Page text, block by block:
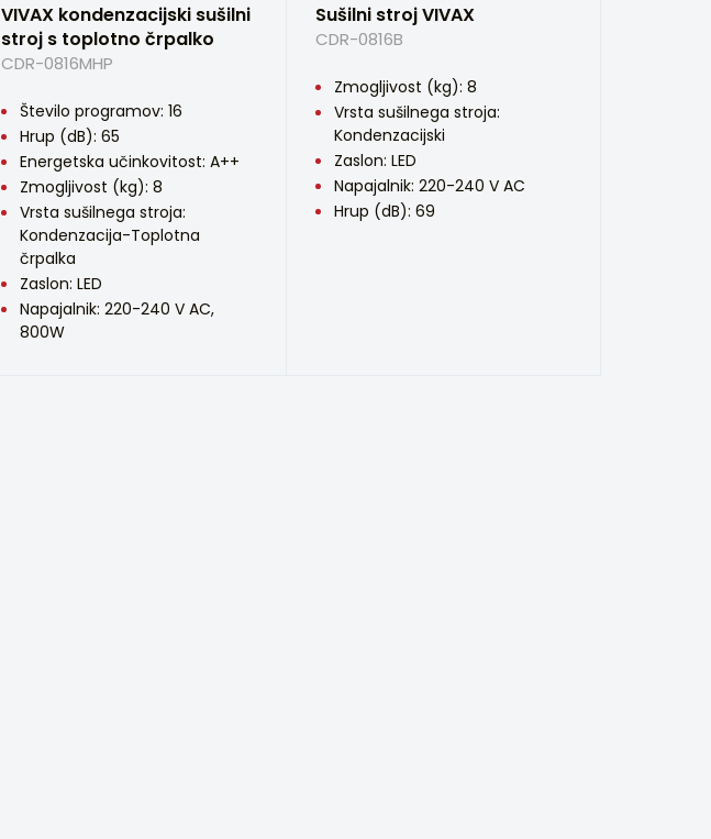
VIVAX kondenzacijski sušilni
stroj s toplotno črpalko
CDR-0816MHP
Število programov: 16
Hrup (dB): 65
Energetska učinkovitost: A++
Zmogljivost (kg): 8
Vrsta sušilnega stroja:
Kondenzacija-Toplotna
črpalka
Zaslon: LED
Napajalnik: 220-240 V AC,
800W
Sušilni stroj VIVAX
CDR-0816B
Zmogljivost (kg): 8
Vrsta sušilnega stroja:
Kondenzacijski
Zaslon: LED
Napajalnik: 220-240 V AC
Hrup (dB): 69